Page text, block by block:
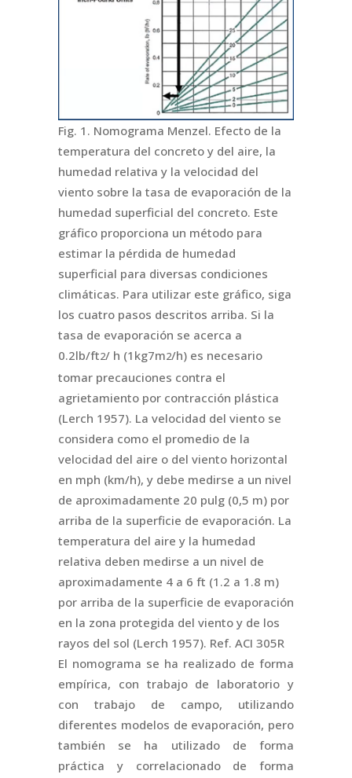
Fig. 1. Nomograma Menzel. Efecto de la
temperatura del concreto y del aire, la
humedad relativa y la velocidad del
viento sobre la tasa de evaporación de la
humedad superficial del concreto. Este
gráfico proporciona un método para
estimar la pérdida de humedad
superficial para diversas condiciones
climáticas. Para utilizar este gráfico, siga
los cuatro pasos descritos arriba. Si la
tasa de evaporación se acerca a
0.2lb/ft2/ h (1kg7m2/h) es necesario
tomar precauciones contra el
agrietamiento por contracción plástica
(Lerch 1957). La velocidad del viento se
considera como el promedio de la
velocidad del aire o del viento horizontal
en mph (km/h), y debe medirse a un nivel
de aproximadamente 20 pulg (0,5 m) por
arriba de la superficie de evaporación. La
temperatura del aire y la humedad
relativa deben medirse a un nivel de
aproximadamente 4 a 6 ft (1.2 a 1.8 m)
por arriba de la superficie de evaporación
en la zona protegida del viento y de los
rayos del sol (Lerch 1957). Ref. ACI 305R
El nomograma se ha realizado de forma
empírica, con trabajo de laboratorio y
con trabajo de campo, utilizando
diferentes modelos de evaporación, pero
también se ha utilizado de forma
práctica y correlacionado de forma